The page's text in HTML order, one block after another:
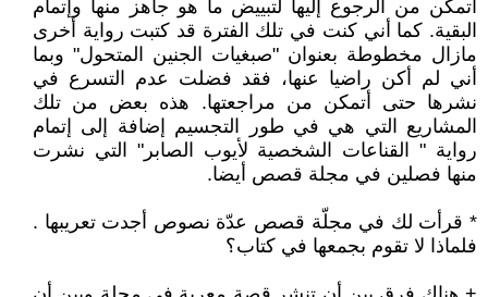
أتمكن من الرجوع إليها لتبييض ما هو جاهز منها وإتمام
البقية. كما أني كنت في تلك الفترة قد كتبت رواية أخرى
مازال مخطوطة بعنوان "صبغيات الجنين المتحول" وبما
أني لم أكن راضيا عنها، فقد فضلت عدم التسرع في
نشرها حتى أتمكن من مراجعتها. هذه بعض من تلك
المشاريع التي هي في طور التجسيم إضافة إلى إتمام
رواية " القناعات الشخصية لأيوب الصابر" التي نشرت
منها فصلين في مجلة قصص أيضا.
* قرأت لك في مجلّة قصص عدّة نصوص أجدت تعريبها .
فلماذا لا تقوم بجمعها في كتاب؟